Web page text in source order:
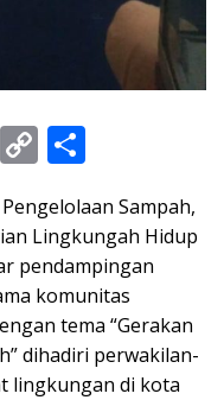
T C
p
y
Li
n
k
ar
e
Sampah,
Lingkungah Hidup
pendampingan
komunitas
tema “Gerakan
dihadiri perwakilan-
lingkungan di kota